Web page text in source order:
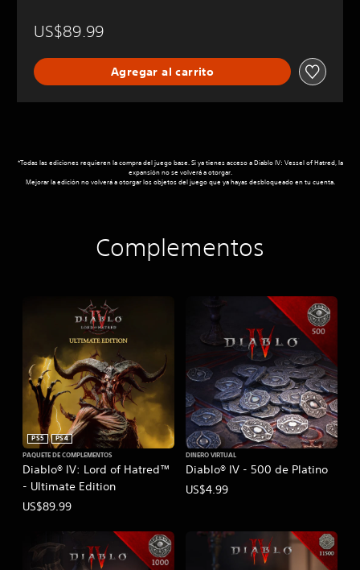
US$89.99
Agregar al carrito
*Todas las ediciones requieren la compra del juego base. Si ya tienes acceso a Diablo IV: Vessel of Hatred, la
expansión no se volverá a otorgar.
Mejorar la edición no volverá a otorgar los objetos del juego que ya hayas desbloqueado en tu cuenta.
Complementos
Diablo® IV: Lord of Hatred™
- Ultimate Edition
PS5
PS4
PAQUETE DE COMPLEMENTOS
US$89.99
Diablo® IV - 500 de Platino
DINERO VIRTUAL
US$4.99